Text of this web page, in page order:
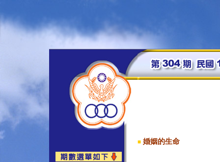
■ 婚姻的生命